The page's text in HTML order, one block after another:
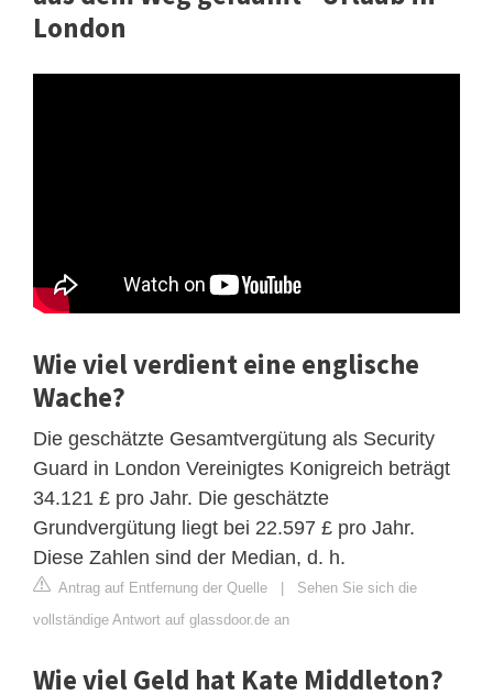
London
Wie viel verdient eine englische
Wache?
Die geschätzte Gesamtvergütung als Security
Guard in London Vereinigtes Konigreich beträgt
34.121 £ pro Jahr. Die geschätzte
Grundvergütung liegt bei 22.597 £ pro Jahr.
Diese Zahlen sind der Median, d. h.
Antrag auf Entfernung der Quelle | Sehen Sie sich die
vollständige Antwort auf glassdoor.de an
Wie viel Geld hat Kate Middleton?